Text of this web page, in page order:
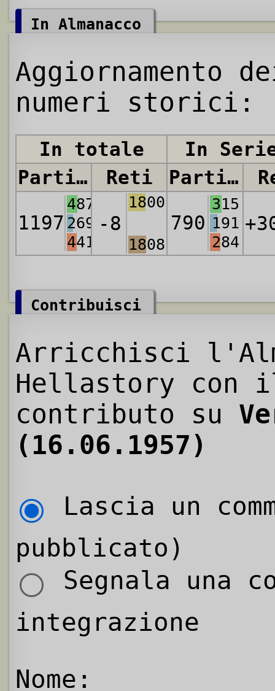
In Almanacco
Aggiornamento
numeri storici:
In totale
In
Partite
Reti Partite
1197
487
269
441
-8
1800
1808
790
315
191
284
Contribuisci
Arricchisci
Hellastory con
contributo su
(16.06.1957)
Lascia un
pubblicato)
Segnala una
integrazione
Nome: